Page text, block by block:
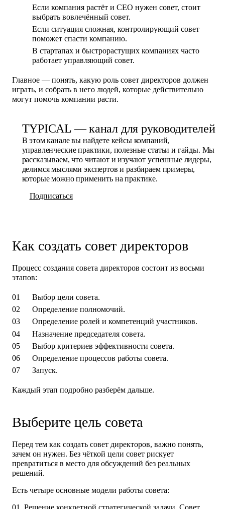
Если компания растёт и CEO нужен совет, стоит
выбрать вовлечённый совет.
Если ситуация сложная, контролирующий совет
поможет спасти компанию.
В стартапах и быстрорастущих компаниях часто
работает управляющий совет.
Главное — понять, какую роль совет директоров должен
играть, и собрать в него людей, которые действительно
могут помочь компании расти.
TYPICAL — канал для руководителей
В этом канале вы найдете кейсы компаний,
управленческие практики, полезные статьи и гайды. Мы
рассказываем, что читают и изучают успешные лидеры,
делимся мыслями экспертов и разбираем примеры,
которые можно применить на практике.
Подписаться
Как создать совет директоров
Процесс создания совета директоров состоит из восьми
этапов:
‍Выбор цели совета.
Определение полномочий.
Определение ролей и компетенций участников.
Назначение председателя совета.
Выбор критериев эффективности совета.
Определение процессов работы совета.
Запуск.
Каждый этап подробно разберём дальше.
‍Выберите цель совета
Перед тем как создать совет директоров, важно понять,
зачем он нужен. Без чёткой цели совет рискует
превратиться в место для обсуждений без реальных
решений.
Есть четыре основные модели работы совета: